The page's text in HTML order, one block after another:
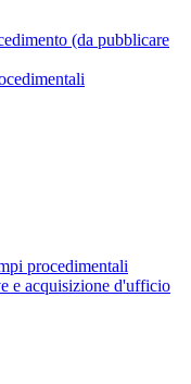
(da pubblicare
procedimentali
e acquisizione d'ufficio